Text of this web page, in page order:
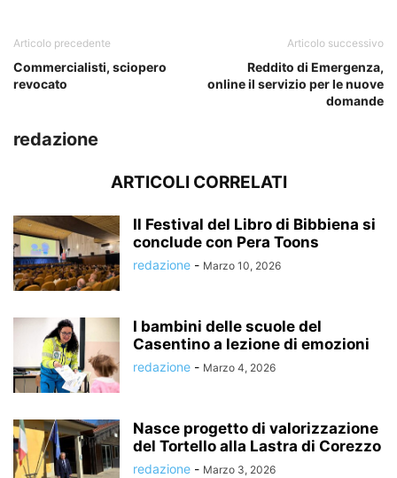
Articolo precedente
Commercialisti, sciopero
revocato
Articolo successivo
Reddito di Emergenza,
online il servizio per le nuove
domande
redazione
ARTICOLI CORRELATI
Il Festival del Libro di Bibbiena si
conclude con Pera Toons
redazione - Marzo 10, 2026
I bambini delle scuole del
Casentino a lezione di emozioni
redazione - Marzo 4, 2026
Nasce progetto di valorizzazione
del Tortello alla Lastra di Corezzo
redazione - Marzo 3, 2026